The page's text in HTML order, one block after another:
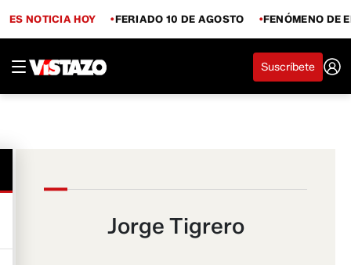
ES NOTICIA HOY FERIADO 10 DE AGOSTO FENÓMENO DE
Suscríbete
Jorge Tigrero